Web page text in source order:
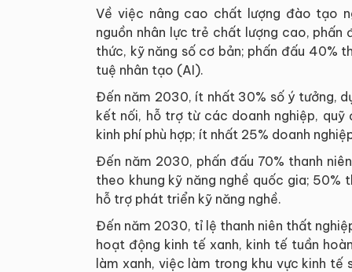
Về việc nâng cao chất lượng đào tạo
nguồn nhân lực trẻ chất lượng cao,
thức, kỹ năng số cơ bản; phấn đấu 40%
tuệ nhân tạo (AI).
Đến năm 2030, ít nhất 30% số ý tưởng,
kết nối, hỗ trợ từ các doanh nghiệp,
kinh phí phù hợp; ít nhất 25% doanh
Đến năm 2030, phấn đấu 70% thanh
theo khung kỹ năng nghề quốc gia; 50%
hỗ trợ phát triển kỹ năng nghề.
Đến năm 2030, tỉ lệ thanh niên thất
hoạt động kinh tế xanh, kinh tế tuần
làm xanh, việc làm trong khu vực kinh tế